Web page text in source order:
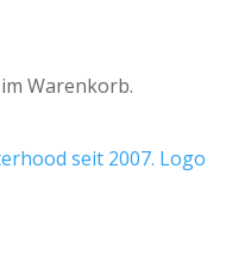
Warenkorb.